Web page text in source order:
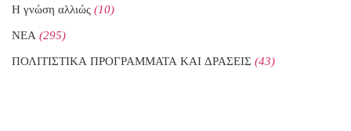
Η γνώση αλλιώς (10)
ΝΕΑ (295)
ΠΟΛΙΤΙΣΤΙΚΑ ΠΡΟΓΡΑΜΜΑΤΑ ΚΑΙ ΔΡΑΣΕΙΣ (43)